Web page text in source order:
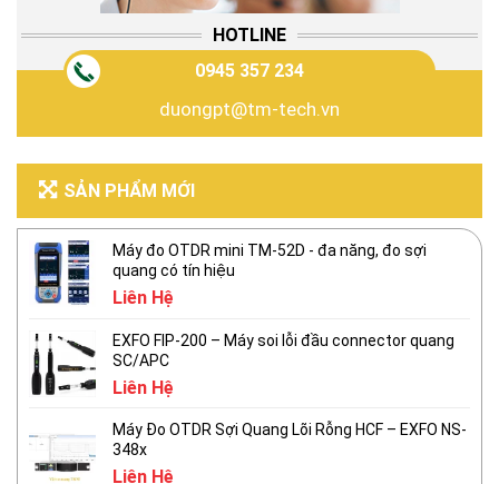
HOTLINE
0945 357 234
duongpt@tm-tech.vn
SẢN PHẨM MỚI
Máy đo OTDR mini TM-52D - đa năng, đo sợi
quang có tín hiệu
Liên Hệ
EXFO FIP-200 – Máy soi lỗi đầu connector quang
SC/APC
Liên Hệ
Máy Đo OTDR Sợi Quang Lõi Rỗng HCF – EXFO NS-
348x
Liên Hệ